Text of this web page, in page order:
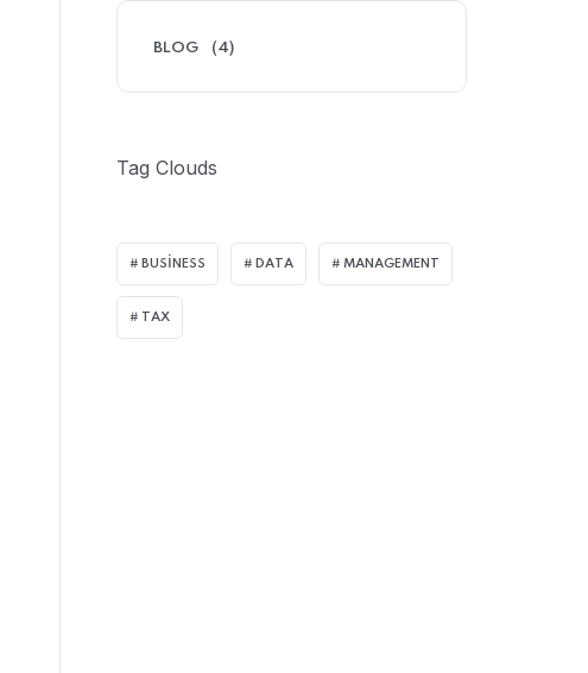
BLOG (4)
Tag Clouds
BUSINESS DATA MANAGEMENT
TAX